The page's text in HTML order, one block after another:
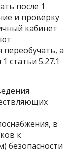
после 1
и проверку
кабинет
а
статьи 5.27.1
в
к
безопасности